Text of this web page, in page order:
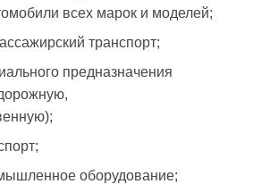
всех марок и моделей;
транспорт;
предназначения
оборудование;